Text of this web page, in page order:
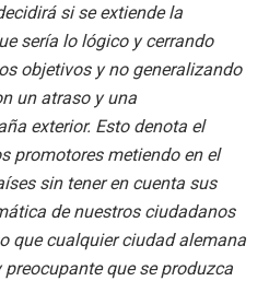
si se extiende la
sería lo lógico y cerrando
objetivos y no generalizando
un atraso y una
exterior. Esto denota el
promotores metiendo en el
sin tener en cuenta sus
de nuestros ciudadanos
que cualquier ciudad alemana
que se produzca